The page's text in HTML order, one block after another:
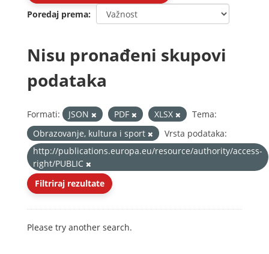
Poredaj prema
Nisu pronađeni skupovi
podataka
Formati: JSON PDF XLSX
Tema:
Obrazovanje, kultura i sport
Vrsta podataka:
http://publications.europa.eu/resource/authority/access-
right/PUBLIC
Filtriraj rezultate
Please try another search.